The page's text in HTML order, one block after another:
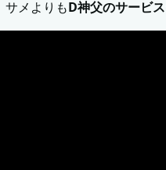
サメよりもD神父のサービ